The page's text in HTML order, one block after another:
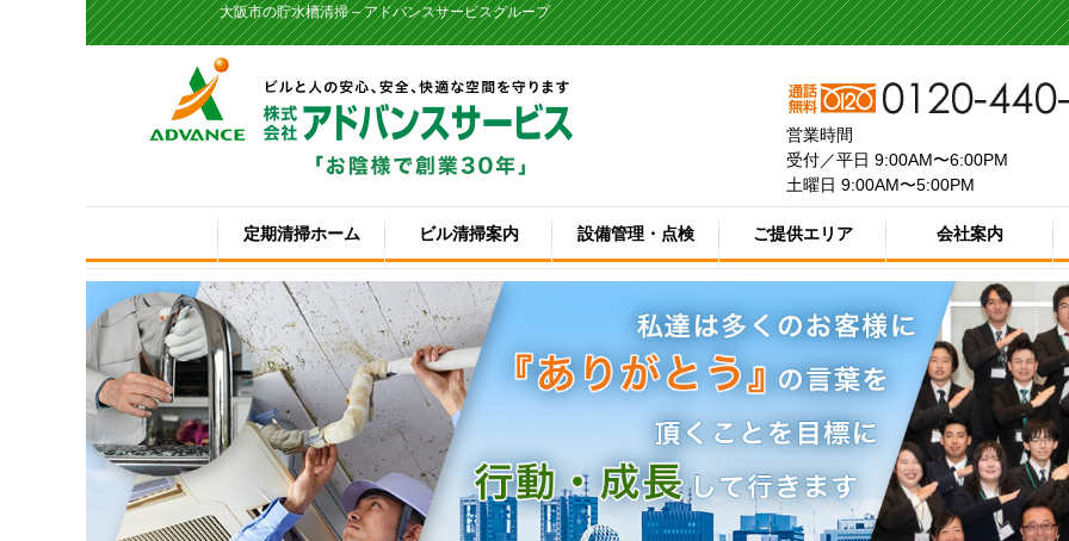
大阪市の貯水槽清掃 – アドバンスサービスグループ
営業時間
受付／平日 9:00AM〜6:00PM
土曜日 9:00AM〜5:00PM
定期清掃ホーム ビル清掃案内 設備管理・点検 ご提供エリア 会社案内